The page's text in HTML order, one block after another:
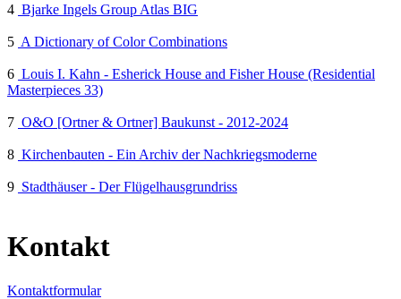
4 Bjarke Ingels Group Atlas BIG
5 A Dictionary of Color Combinations
6 Louis I. Kahn - Esherick House and Fisher House (Residential
Masterpieces 33)
7 O&O [Ortner & Ortner] Baukunst - 2012-2024
8 Kirchenbauten - Ein Archiv der Nachkriegsmoderne
9 Stadthäuser - Der Flügelhausgrundriss
Kontakt
Kontaktformular